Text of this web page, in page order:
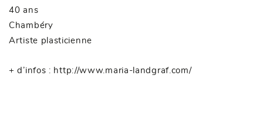
40 ans
Chambéry
Artiste plasticienne
+ d’infos : http://www.maria-landgraf.com/